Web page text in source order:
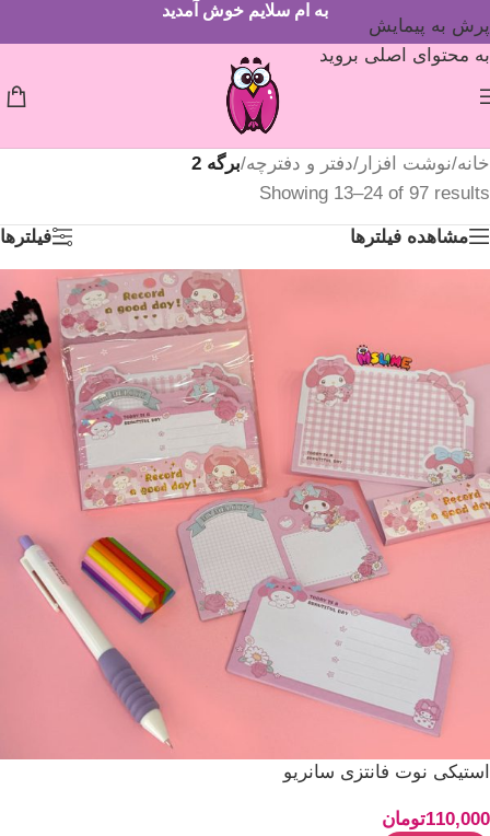
پرش به پیمایش
به محتوای اصلی بروید
به ام سلایم خوش آمدید
خانه/نوشت افزار /دفتر و دفترچه/برگه 2
Showing 13–24 of 97 results
مشاهده فیلترها فیلترها
استیکی نوت فانتزی سانریو
110,000تومان